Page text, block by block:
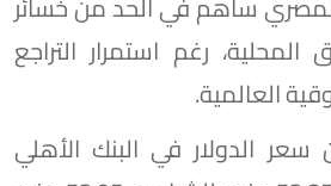
رغم استمرار التراجع
العالمية.
سعر الدولار في البنك الأهلي